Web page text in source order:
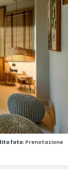
foto:Prenotazione